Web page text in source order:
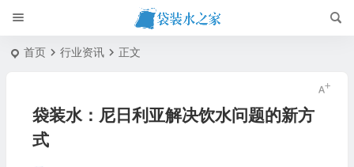
首页 行业资讯 正文
袋装水：尼日利亚解决饮水问题的新方
式